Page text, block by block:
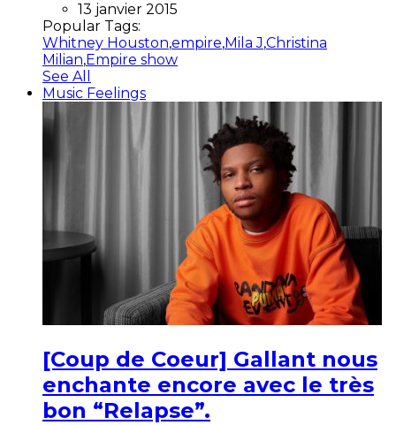
13 janvier 2015
Popular Tags:
Whitney Houston,empire,Mila J,Christina
Milian,Empire show
See All
Music Feelings
[Coup de Coeur] Gallant nous
enchante encore avec le très
bon “Relapse”.